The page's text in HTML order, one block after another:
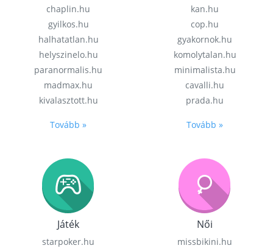
chaplin.hu
gyilkos.hu
halhatatlan.hu
helyszinelo.hu
paranormalis.hu
madmax.hu
kivalasztott.hu
Tovább »
kan.hu
cop.hu
gyakornok.hu
komolytalan.hu
minimalista.hu
cavalli.hu
prada.hu
Tovább »
Játék
starpoker.hu
Női
missbikini.hu